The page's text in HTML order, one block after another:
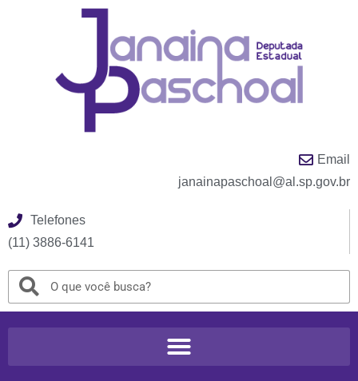
Email
janainapaschoal@al.sp.gov.br
Telefones
(11) 3886-6141